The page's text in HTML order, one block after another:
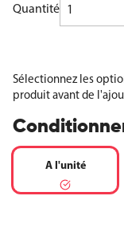
Quantité
Sélectionnez les
produit avant de
A l'unité